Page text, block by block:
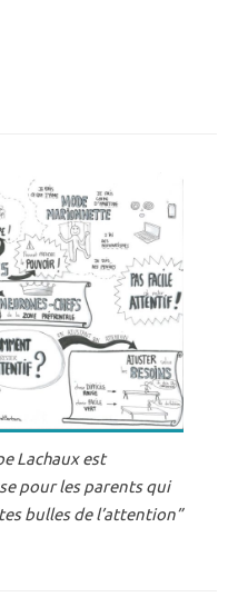
Lachaux est
pour les parents qui
bulles de l’attention”